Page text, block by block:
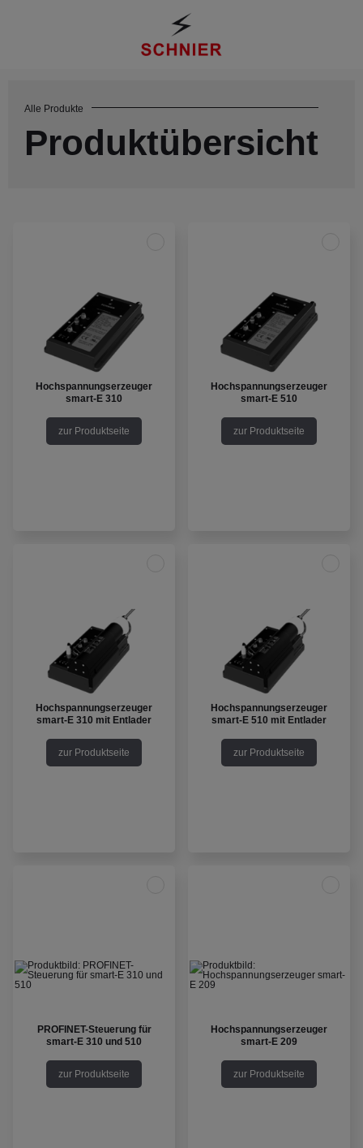
Produktübersicht
Alle Produkte
Hochspannungserzeuger
smart-E 310
zur Produktseite
Hochspannungserzeuger
smart-E 510
zur Produktseite
Hochspannungserzeuger
smart-E 310 mit Entlader
zur Produktseite
Hochspannungserzeuger
smart-E 510 mit Entlader
zur Produktseite
PROFINET-Steuerung für
smart-E 310 und 510
zur Produktseite
Hochspannungserzeuger
smart-E 209
zur Produktseite